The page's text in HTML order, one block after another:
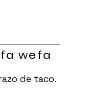
wefa
de taco.